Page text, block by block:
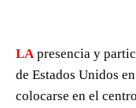
LA presencia y
de Estados Unidos
colocarse en el